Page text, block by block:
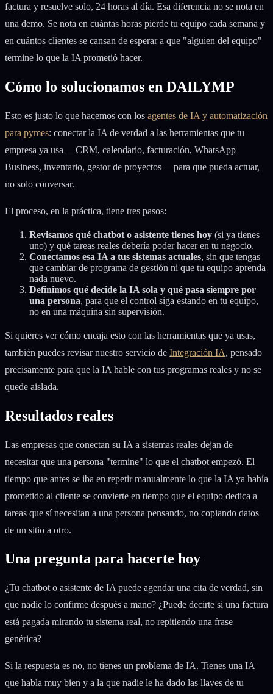
factura y resuelve solo, 24 horas al día. Esa diferencia no se nota en
una demo. Se nota en cuántas horas pierde tu equipo cada semana y
en cuántos clientes se cansan de esperar a que "alguien del equipo"
termine lo que la IA prometió hacer.
Cómo lo solucionamos en DAILYMP
Esto es justo lo que hacemos con los agentes de IA y automatización
para pymes: conectar la IA de verdad a las herramientas que tu
empresa ya usa —CRM, calendario, facturación, WhatsApp
Business, inventario, gestor de proyectos— para que pueda actuar,
no solo conversar.
El proceso, en la práctica, tiene tres pasos:
Revisamos qué chatbot o asistente tienes hoy (si ya tienes
uno) y qué tareas reales debería poder hacer en tu negocio.
Conectamos esa IA a tus sistemas actuales, sin que tengas
que cambiar de programa de gestión ni que tu equipo aprenda
nada nuevo.
Definimos qué decide la IA sola y qué pasa siempre por
una persona, para que el control siga estando en tu equipo,
no en una máquina sin supervisión.
Si quieres ver cómo encaja esto con las herramientas que ya usas,
también puedes revisar nuestro servicio de Integración IA, pensado
precisamente para que la IA hable con tus programas reales y no se
quede aislada.
Resultados reales
Las empresas que conectan su IA a sistemas reales dejan de
necesitar que una persona "termine" lo que el chatbot empezó. El
tiempo que antes se iba en repetir manualmente lo que la IA ya había
prometido al cliente se convierte en tiempo que el equipo dedica a
tareas que sí necesitan a una persona pensando, no copiando datos
de un sitio a otro.
Una pregunta para hacerte hoy
¿Tu chatbot o asistente de IA puede agendar una cita de verdad, sin
que nadie lo confirme después a mano? ¿Puede decirte si una factura
está pagada mirando tu sistema real, no repitiendo una frase
genérica?
Si la respuesta es no, no tienes un problema de IA. Tienes una IA
que habla muy bien y a la que nadie le ha dado las llaves de tu